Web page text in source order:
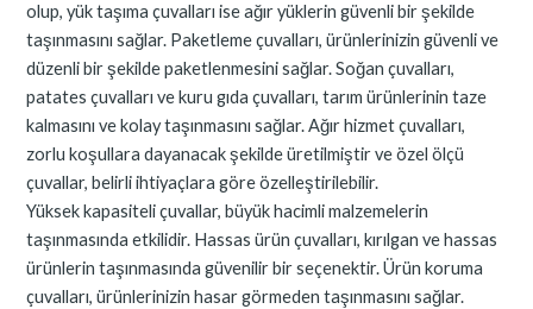
olup, yük taşıma çuvalları ise ağır yüklerin güvenli bir şekilde
taşınmasını sağlar. Paketleme çuvalları, ürünlerinizin güvenli ve
düzenli bir şekilde paketlenmesini sağlar. Soğan çuvalları,
patates çuvalları ve kuru gıda çuvalları, tarım ürünlerinin taze
kalmasını ve kolay taşınmasını sağlar. Ağır hizmet çuvalları,
zorlu koşullara dayanacak şekilde üretilmiştir ve özel ölçü
çuvallar, belirli ihtiyaçlara göre özelleştirilebilir.
Yüksek kapasiteli çuvallar, büyük hacimli malzemelerin
taşınmasında etkilidir. Hassas ürün çuvalları, kırılgan ve hassas
ürünlerin taşınmasında güvenilir bir seçenektir. Ürün koruma
çuvalları, ürünlerinizin hasar görmeden taşınmasını sağlar.